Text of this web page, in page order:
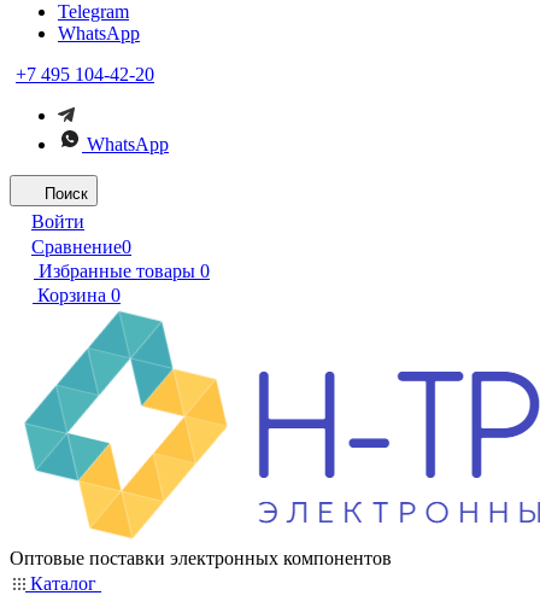
Telegram
WhatsApp
+7 495 104-42-20
WhatsApp
Поиск
Войти
Сравнение0
Избранные товары 0
Корзина 0
Оптовые поставки электронных компонентов
Каталог